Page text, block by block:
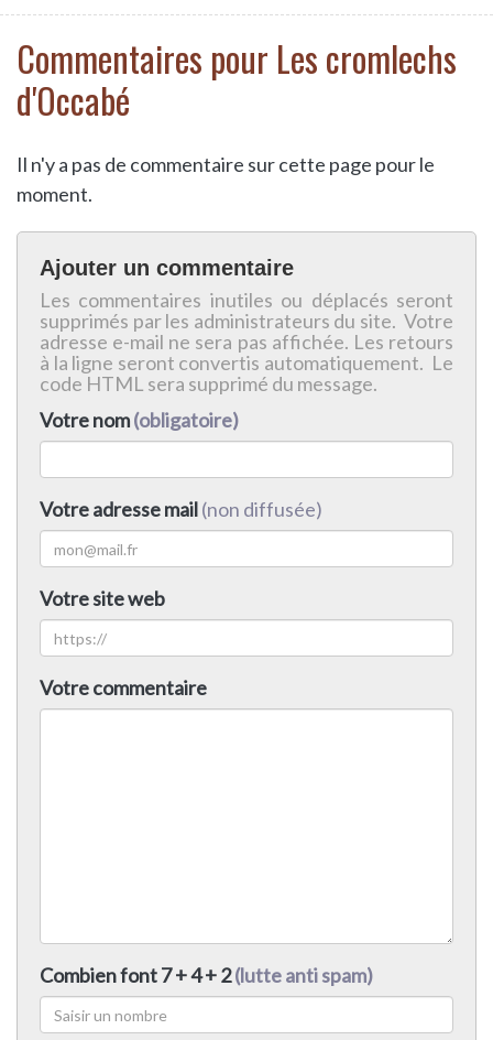
Commentaires pour Les cromlechs
d'Occabé
Il n'y a pas de commentaire sur cette page pour le
moment.
Ajouter un commentaire
Les commentaires inutiles ou déplacés seront
supprimés par les administrateurs du site. Votre
adresse e-mail ne sera pas affichée. Les retours
à la ligne seront convertis automatiquement. Le
code HTML sera supprimé du message.
Votre nom(obligatoire)
Votre adresse mail(non diffusée)
Votre site web
Votre commentaire
Combien font 7 + 4 + 2(lutte anti spam)